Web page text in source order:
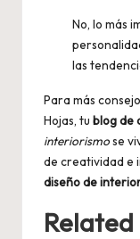
No, lo más
las
Para más
Hojas, tu blog de
interiorismose
de creatividad e
diseño de
Related